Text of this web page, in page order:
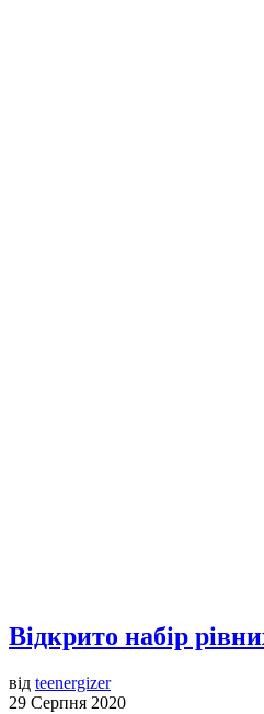
Відкрито набір
від teenergizer
29 Серпня 2020